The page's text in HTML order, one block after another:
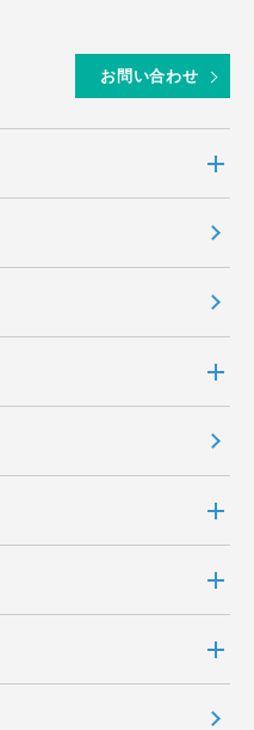
お問い合わせ